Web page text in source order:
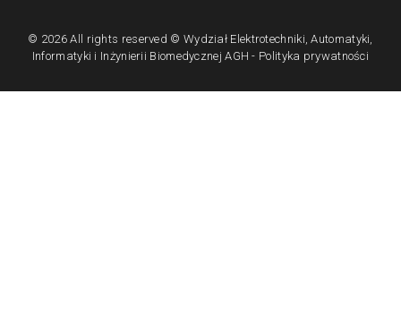
© 2026 All rights reserved © Wydział Elektrotechniki, Automatyki,
Informatyki i Inżynierii Biomedycznej AGH - Polityka prywatności